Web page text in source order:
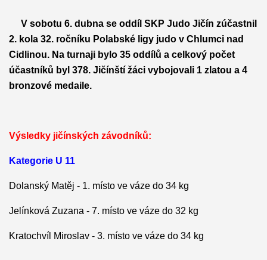
V sobotu 6. dubna se oddíl SKP Judo Jičín zúčastnil
2. kola 32. ročníku Polabské ligy judo v Chlumci nad
Cidlinou. Na turnaji bylo 35 oddílů a celkový počet
účastníků byl 378. Jičínští žáci vybojovali 1 zlatou a 4
bronzové medaile.
Výsledky jičínských závodníků:
Kategorie U 11
Dolanský Matěj - 1. místo ve váze do 34 kg
Jelínková Zuzana - 7. místo ve váze do 32 kg
Kratochvíl Miroslav - 3. místo ve váze do 34 kg